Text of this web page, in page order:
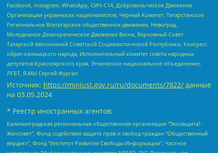
Facebook, Instagram, WhatsApp, СИЧ-С14, Добровольческое Движение
Организации украинских националистов, Черный Комитет, Татарстанское
Региональное Всетатарское общественное движение, Невоград,
Молодежное Демократическое Движение Весна, Верховный Совет
Татарской Автономной Советской Социалистической Республики, Конгресс
ойрат-калмыцкого народа, Исполнительный комитет совета народных
депутатов Красноярского края, Этническое национальное объединение,
ЛГБТ, Я.МЫ Сергей Фургал
Источник: https://minjust.gov.ru/ru/documents/7822/ данные
на 03.05.2024
* Реестр иностранных агентов:
Калининградская региональная общественная организация "Экозащита!-Женсовет", Фонд содействия защите прав и свобод граждан "Общественный вердикт", Фонд "Институт Развития Свободы Информации", Частное учреждение "Информационное агентство МЕМО. РУ", Региональная общественная организация "Общественная комиссия по сохранению наследия академика Сахарова", Фонд поддержки свободы прессы, Санкт-Петербургская общественная правозащитная организация "Гражданский контроль", Межрегиональная общественная организация "Информационно-просветительский центр "Мемориал", Региональный Фонд "Центр Защиты Прав Средств Массовой Информации", с 05.12.2023 Фонд "Центр Защиты Прав Средств массовой информации", Региональная общественная благотворительная организация помощи беженцам и мигрантам "Гражданское содействие", Негосударственное образовательное учреждение дополнительного профессионального образования (повышение квалификации) специалистов "АКАДЕМИЯ ПО ПРАВАМ ЧЕЛОВЕКА", Свердловская региональная общественная организация "Сутяжник", Автономная некоммерческая организация "Центр независимых социологических исследований", Союз общественных объединений "Российский исследовательский центр по правам человека", Региональное общественное учреждение научно-информационный центр "МЕМОРИАЛ", Некоммерческая организация "Фонд защиты гласности", Автономная некоммерческая организация "Институт прав человека", Городская общественная организация "Екатеринбургское общество "МЕМОРИАЛ", Городская общественная организация "Рязанское историко-просветительское и правозащитное общество "Мемориал" (Рязанский Мемориал), Челябинский региональный орган общественной самодеятельности – женское общественное объединение "Женщины Евразии", Челябинский региональный орган общественной самодеятельности "Уральская правозащитная группа", Фонд содействия защите здоровья и социальной справедливости имени Андрея Рылькова, Автономная Некоммерческая Организация "Аналитический Центр Юрия Левады", Автономная некоммерческая организация социальной поддержки населения "Проект Апрель", Региональная общественная организация помощи женщинам и детям, находящимся в кризисной ситуации "Информационно-методический центр "Анна", Фонд содействия развитию массовых коммуникаций и правовому просвещению "Так-так-Так", Фонд содействия устойчивому развитию "Серебряная тайга", Свердловский региональный общественный фонд социальных проектов "Новое время", "Idel.Реалии", Кавказ.Реалии, Крым.Реалии, Телеканал Настоящее Время, Татаро-башкирская служба Радио Свобода (Azatliq Radiosi), Радио Свободная Европа/Радио Свобода (PCE/PC), "Сибирь.Реалии", "Фактограф", Благотворительный фонд помощи осужденным и их семьям, Автономная некоммерческая организация "Институт глобализации и социальных движений", Фонд "В защиту прав заключенных", Частное учреждение "Центр поддержки и содействия развитию средств массовой информации", Пензенский региональный общественный благотворительный фонд "Гражданский союз", "Север.Реалии", Некоммерческая организация Фонд "Правовая инициатива", Общество с ограниченной ответственностью "Радио Свободная Европа/Радио Свобода", Чешское информационное агентство "MEDIUM-ORIENT", Красноярская региональная общественная организация "Мы против СПИДа", Камалягин Денис Николаевич, Маркелов Сергей Евгеньевич, Пономарев Лев Александрович, Савицкая Людмила Алексеевна, Автономная некоммерческая организация "Центр по работе с проблемой насилия "НАСИЛИЮ.НЕТ", Межрегиональный профессиональный союз работников здравоохранения "Альянс врачей", Юридическое лицо, зарегистрированное в Латвийской Республике, SIA "Medusa Project" (регистрационный номер 40103797863, дата регистрации 10.06.2014), Некоммерческая организация "Фонд по борьбе с коррупцией", Автономная некоммерческая организация "Институт права и публичной политики", Баданин Роман Сергеевич, Гликин Максим Александрович, Железнова Мария Михайловна, Лукьянова Юлия Сергеевна, Маетная Елизавета Витальевна, Маняхин Петр Борисович, Чуракова Ольга Владимировна, Ярош Юлия Петровна, Юридическое лицо "The Insider SIA", зарегистрированное в Риге, Латвийская Республика (дата регистрации 26.06.2015), являющееся администратором доменного имени интернет-издания "The Insider SIA", https://theins.ru, Постернак Алексей Евгеньевич, Рубин Михаил Аркадьевич, Анин Роман Александрович, Юридическое лицо Istories fonds, зарегистрированное в Латвийской Республике (регистрационный номер 50008295751, дата регистрации 24.02.2020), Великовский Дмитрий Александрович, Долинина Ирина Николаевна, Мароховская Алеся Алексеевна, Шлейнов Роман Юрьевич, Шмагун Олеся Валентиновна, Общество с ограниченной ответственностью "Альтаир 2021", Общество с ограниченной ответственностью "Вега 2021", Общество с ограниченной ответственностью "Главный редактор 2021", Общество с ограниченной ответственностью "Ромашки монолит", Важенков Артем Валерьевич, Ивановская областная общественная организация "Центр гендерных исследований", Гурман Юрий Альбертович, Медиапроект "ОВД-Инфо", Егоров Владимир Владимирович, Жилинский Владимир Александрович, Общество с ограниченной ответственностью "ЗП", Иванова София Юрьевна, Карезина Инна Павловна, Кильтау Екатерина Викторовна, Петров Алексей Викторович, Пискунов Сергей Евгеньевич, Смирнов Сергей Сергеевич, Тихонов Михаил Сергеевич, Общество с ограниченной ответственностью "ЖУРНАЛИСТ-ИНОСТРАННЫЙ АГЕНТ", Арапова Галина Юрьевна, Вольтская Татьяна Анатольевна, Американская компания "Mason G.E.S. Anonymous Foundation" (США), являющаяся владельцем интернет-издания https://mnews.world/, Компания "Stichting Bellingcat", зарегистрированная в Нидерландах (дата регистрации 11.07.2018), Захаров Андрей Вячеславович, Клепиковская Екатерина Дмитриевна, Общество с ограниченной ответственностью "МЕМО", Перл Роман Александрович, Симонов Евгений Алексеевич, Соловьева Елена Анатольевна, Сотников Даниил Владимирович, Сурначева Елизавета Дмитриевна, Автономная некоммерческая организация по защите прав человека и информированию населения "Якутия – Наше Мнение", Общество с ограниченной ответственностью "Москоу диджитал медиа", с 26.01.2023 Общество с ограниченной ответственностью "Чайка Белые сады", Ветошкина Валерия Валерьевна, Заговора Максим Александрович, Межрегиональное общественное движение "Российская ЛГБТ - сеть", Оленичев Максим Владимирович, Павлов Иван Юрьевич, Скворцова Елена Сергеевна, Общество с ограниченной ответственностью "Как бы инагент", Кочетков Игорь Викторович, Общество с ограниченной ответственностью "Честные выборы", Еланчик Олег Александрович, Общество с ограниченной ответственностью "Нобелевский призыв", Гималова Регина Эмилевна, Григорьев Андрей Валерьевич, Григорьева Алина Александровна, Ассоциация по содействию защите прав призывников, альтернативнослужащих и военнослужащих "Правозащитная группа "Гражданин.Армия.Право", Хисамова Регина Фаритовна, Автономная некоммерческая организация по реализации социально-правовых программ "Лилит", Дальневосточное общественное движение "Маяк", Санкт-Петербургская ЛГБТ-инициативная группа "Выход", Инициативная группа ЛГБТ+ "Реверс", Алексеев Андрей Викторович, Бекбулатова Таисия Львовна, Беляев Иван Михайлович, Владыкина Елена Сергеевна, Гельман Марат Александрович, Никульшина Вероника Юрьевна, Толоконникова Надежда Андреевна, Шендерович Виктор Анатольевич, Общество с ограниченной ответственностью "Данное сообщение", Общество с ограниченной ответственностью Издательский дом "Новая глава", Айнбиндер Александра Александровна, Московский комьюнити-центр для ЛГБТ+инициатив, Благотворительный фонд развития филантропии, Deutsche Welle (Германия, Kurt-Schumacher-Strasse 3, 53113 Bonn), Борзунова Мария Михайловна, Воробьев Виктор Викторович, Голубева Анна Львовна, Константинова Алла Михайловна, Малкова Ирина Владимировна, Мурадов Мурад Абдулгалимович, Осетинская Елизавета Николаевна, Понасенков Евгений Николаевич, Ганапольский Матвей Юрьевич, Киселев Евгений Алексеевич, Борухович Ирина Григорьевна, Дремин Иван Тимофеевич, Дубровский Дмитрий Викторович, Красноярская региональная общественная организация поддержки и развития альтернативных образовательных технологий и межкультурных коммуникаций "ИНТЕРРА", Маяковская Екатерина Алексеевна, Фейгин Марк Захарович, Филимонов Андрей Викторович, Дзугкоева Регина Николаевна, Доброхотов Роман Александрович, Дудь Юрий Александрович, Елкин Сергей Владимирович, Кругликов Кирилл Игоревич, Сабунаева Мария Леонидовна, Семенов Алексей Владимирович, Шаинян Карен Багратович, Шульман Екатерина Михайловна, Асафьев Артур Валерьевич, Вахштайн Виктор Семенович, Венедиктов Алексей Алексеевич, Лушникова Екатерина Евгеньевна, Волков Леонид Михайлович, Невзоров Александр Глебович, Пархоменко Сергей Борисович, Сироткин Ярослав Николаевич, Кара-Мурза Владимир Владимирович, Баранова Наталья Владимировна, Гозман Леонид Яковлевич, Кагарлицкий Борис Юльевич, Климарев Михаил Валерьевич, Милов Владимир Станиславович, Автономная некоммерческая организация Краснодарский центр современного искусства "Типография", Моргенштерн Алишер Тагирович, Соболь Любовь Эдуардовна, Общество с ограниченной ответственностью "ЛИЗА НОРМ", Каспаров Гарри Кимович, Ходорковский Михаил Борисович, Общество с ограниченной ответственностью "Апрельские тезисы", Данилович Ирина Брониславовна, Кашин Олег Владимирович, Петров Николай Владимирович, Пивоваров Алексей Владимирович, Соколов Михаил Владимирович, Цветкова Юлия Владимировна, Чичваркин Евгений Александрович, Комитет против пыток/Команда против пыток, Общество с ограниченной ответственностью "Первый научный", Общество с ограниченной ответственностью "Вертолет и ко", Белоцерковская Вероника Борисовна, Кац Максим Евгеньевич, Лазарева Татьяна Юрьевна, Шаведдинов Руслан Табризович, Яшин Илья Валерьевич, Общество с ограниченной ответственностью "Иноагент ААВ", Алешковский Дмитрий Петрович, Альбац Евгения Марковна, Быков Дмитрий Львович, Галямина Юлия Евгеньевна, Лойко Сергей Леонидович, Мартынов Кирилл Константинович, Медведев Сергей Александрович, Крашенинников Федор Геннадиевич, Гордеева Катерина Вл